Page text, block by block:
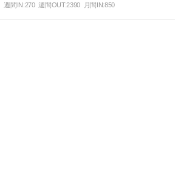
週間IN:270 週間OUT:2390 月間IN:850